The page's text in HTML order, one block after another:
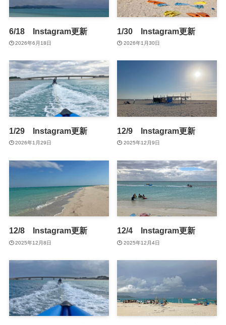
6/18 Instagram更新
2026年6月18日
1/30 Instagram更新
2026年1月30日
1/29 Instagram更新
2026年1月29日
12/9 Instagram更新
2025年12月9日
12/8 Instagram更新
2025年12月8日
12/4 Instagram更新
2025年12月4日